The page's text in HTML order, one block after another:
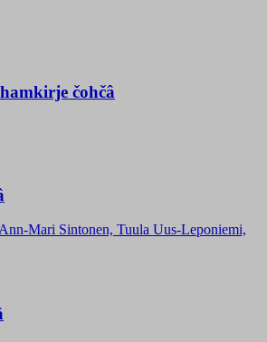
čohčâ
Mari Sintonen, Tuula Uus-Leponiemi,